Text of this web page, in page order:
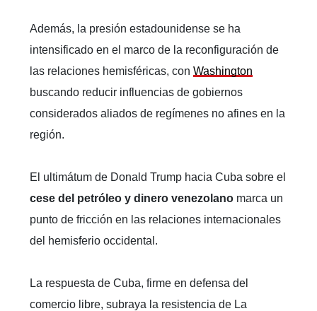
Además, la presión estadounidense se ha
intensificado en el marco de la reconfiguración de
las relaciones hemisféricas, con Washington
buscando reducir influencias de gobiernos
considerados aliados de regímenes no afines en la
región.
El ultimátum de Donald Trump hacia Cuba sobre el
cese del petróleo y dinero venezolano marca un
punto de fricción en las relaciones internacionales
del hemisferio occidental.
La respuesta de Cuba, firme en defensa del
comercio libre, subraya la resistencia de La